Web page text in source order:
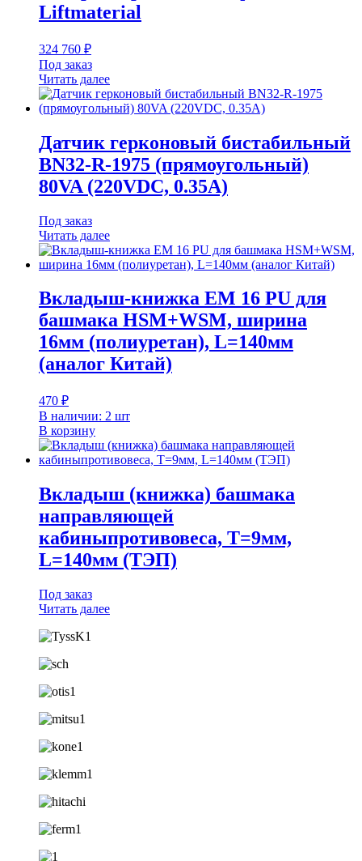
Liftmaterial
324 760 ₽
Под заказ
Читать далее
Датчик герконовый бистабильный
BN32-R-1975 (прямоугольный)
80VA (220VDC, 0.35A)
Под заказ
Читать далее
Вкладыш-книжка EM 16 PU для
башмака HSM+WSM, ширина
16мм (полиуретан), L=140мм
(аналог Китай)
470 ₽
В наличии: 2 шт
В корзину
Вкладыш (книжка) башмака
направляющей
кабиныпротивовеса, T=9мм,
L=140мм (ТЭП)
Под заказ
Читать далее